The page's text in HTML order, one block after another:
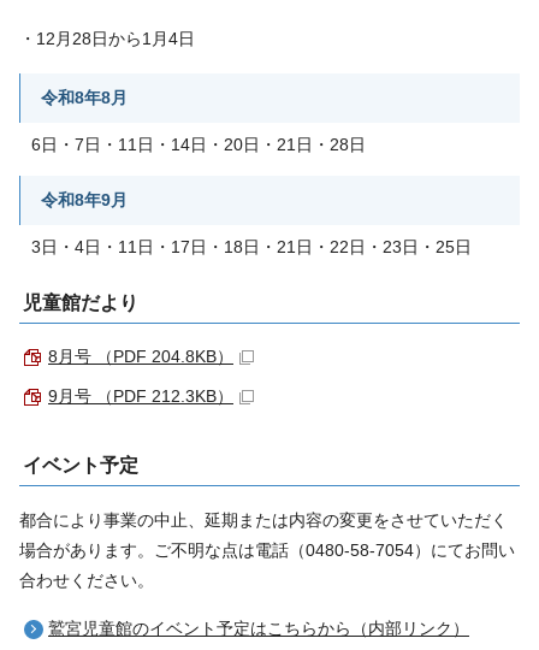
・12月28日から1月4日
令和8年8月
6日・7日・11日・14日・20日・21日・28日
令和8年9月
3日・4日・11日・17日・18日・21日・22日・23日・25日
児童館だより
8月号 （PDF 204.8KB）
9月号 （PDF 212.3KB）
イベント予定
都合により事業の中止、延期または内容の変更をさせていただく
場合があります。ご不明な点は電話（0480-58-7054）にてお問い
合わせください。
鷲宮児童館のイベント予定はこちらから（内部リンク）